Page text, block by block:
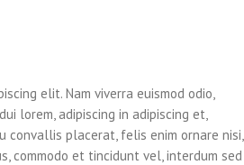
elit. Nam viverra euismod odio,
lorem, adipiscing in adipiscing et,
convallis placerat, felis enim ornare nisi,
commodo et tincidunt vel, interdum sed